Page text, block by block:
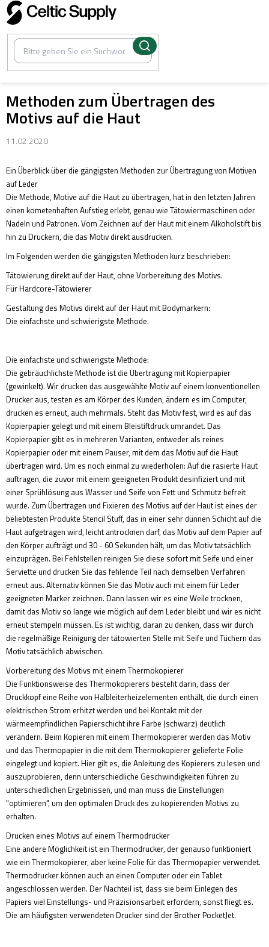
Zum
Inhalt
springen
Methoden zum Übertragen des
Motivs auf die Haut
11.02.2020
Ein Überblick über die gängigsten Methoden zur Übertragung von Motiven
auf Leder
Die Methode, Motive auf die Haut zu übertragen, hat in den letzten Jahren
einen kometenhaften Aufstieg erlebt, genau wie Tätowiermaschinen oder
Nadeln und Patronen. Vom Zeichnen auf der Haut mit einem Alkoholstift bis
hin zu Druckern, die das Motiv direkt ausdrucken.
Im Folgenden werden die gängigsten Methoden kurz beschrieben:
Tätowierung direkt auf der Haut, ohne Vorbereitung des Motivs.
Für Hardcore-Tätowierer
Gestaltung des Motivs direkt auf der Haut mit Bodymarkern:
Die einfachste und schwierigste Methode.
Die einfachste und schwierigste Methode:
Die gebräuchlichste Methode ist die Übertragung mit Kopierpapier
(gewinkelt). Wir drucken das ausgewählte Motiv auf einem konventionellen
Drucker aus, testen es am Körper des Kunden, ändern es im Computer,
drucken es erneut, auch mehrmals. Steht das Motiv fest, wird es auf das
Kopierpapier gelegt und mit einem Bleistiftdruck umrandet. Das
Kopierpapier gibt es in mehreren Varianten, entweder als reines
Kopierpapier oder mit einem Pauser, mit dem das Motiv auf die Haut
übertragen wird. Um es noch einmal zu wiederholen: Auf die rasierte Haut
auftragen, die zuvor mit einem geeigneten Produkt desinfiziert und mit
einer Sprühlösung aus Wasser und Seife von Fett und Schmutz befreit
wurde. Zum Übertragen und Fixieren des Motivs auf der Haut ist eines der
beliebtesten Produkte Stencil Stuff, das in einer sehr dünnen Schicht auf die
Haut aufgetragen wird, leicht antrocknen darf, das Motiv auf dem Papier auf
den Körper aufträgt und 30 - 60 Sekunden hält, um das Motiv tatsächlich
einzuprägen. Bei Fehlstellen reinigen Sie diese sofort mit Seife und einer
Serviette und drucken Sie das fehlende Teil nach demselben Verfahren
erneut aus. Alternativ können Sie das Motiv auch mit einem für Leder
geeigneten Marker zeichnen. Dann lassen wir es eine Weile trocknen,
damit das Motiv so lange wie möglich auf dem Leder bleibt und wir es nicht
erneut stempeln müssen. Es ist wichtig, daran zu denken, dass wir durch
die regelmäßige Reinigung der tätowierten Stelle mit Seife und Tüchern das
Motiv tatsächlich abwischen.
Vorbereitung des Motivs mit einem Thermokopierer
Die Funktionsweise des Thermokopierers besteht darin, dass der
Druckkopf eine Reihe von Halbleiterheizelementen enthält, die durch einen
elektrischen Strom erhitzt werden und bei Kontakt mit der
wärmeempfindlichen Papierschicht ihre Farbe (schwarz) deutlich
verändern. Beim Kopieren mit einem Thermokopierer werden das Motiv
und das Thermopapier in die mit dem Thermokopierer gelieferte Folie
eingelegt und kopiert. Hier gilt es, die Anleitung des Kopierers zu lesen und
auszuprobieren, denn unterschiedliche Geschwindigkeiten führen zu
unterschiedlichen Ergebnissen, und man muss die Einstellungen
"optimieren", um den optimalen Druck des zu kopierenden Motivs zu
erhalten.
Drucken eines Motivs auf einem Thermodrucker
Eine andere Möglichkeit ist ein Thermodrucker, der genauso funktioniert
wie ein Thermokopierer, aber keine Folie für das Thermopapier verwendet.
Thermodrucker können auch an einen Computer oder ein Tablet
angeschlossen werden. Der Nachteil ist, dass sie beim Einlegen des
Papiers viel Einstellungs- und Präzisionsarbeit erfordern, sonst fliegt es.
Die am häufigsten verwendeten Drucker sind der Brother PocketJet.